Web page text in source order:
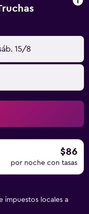
Se ofrece servicio de
15/8
$86
por noche con tasas
impuestos locales a